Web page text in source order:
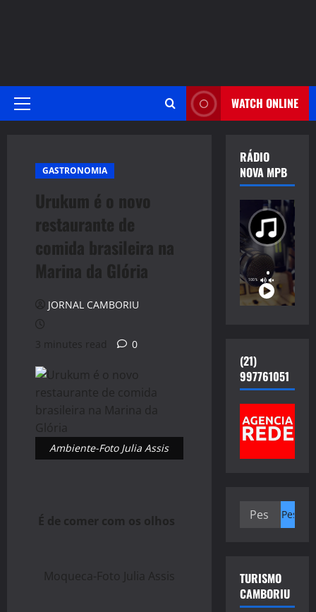
Primary
WATCH ONLINE
GASTRONOMIA
Urukum é o novo
restaurante de
comida brasileira na
Marina da Glória
JORNAL CAMBORIU
3 minutes read 0
Ambiente-Foto Julia Assis
É de comer com os olhos
Moqueca-Foto Julia Assis
RÁDIO
NOVA MPB
(21)
997761051
Pesquisar
TURISMO
CAMBORIU